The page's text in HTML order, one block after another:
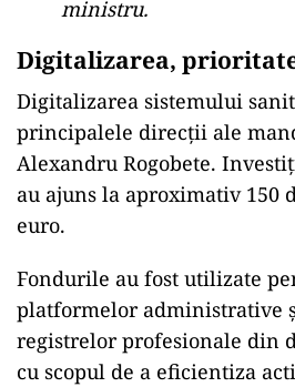
ministru.
Digitalizarea,
Digitalizarea sistemului
principalele direcții ale
Alexandru Rogobete.
au ajuns la aproximativ 150
euro.
Fondurile au fost utilizate
platformelor administrative
registrelor profesionale din
cu scopul de a eficientiza